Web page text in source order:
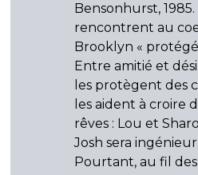
Bensonhurst,
rencontrent au
Brooklyn «
Entre amitié et
les protègent des
les aident à croire
rêves : Lou et
Josh sera ingénieur.
Pourtant, au fil